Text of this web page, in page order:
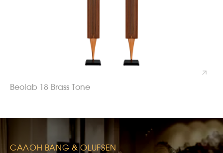
Beolab 18 Brass Tone
САЛОН BANG & OLUFSEN